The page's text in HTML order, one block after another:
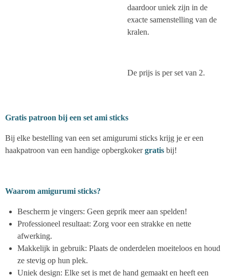
daardoor uniek zijn in de
exacte samenstelling van de
kralen.
De prijs is per set van 2.
Gratis patroon bij een set ami sticks
Bij elke bestelling van een set amigurumi sticks krijg je er een
haakpatroon van een handige opbergkokergratis bij!
Waarom amigurumi sticks?
Bescherm je vingers: Geen geprik meer aan spelden!
Professioneel resultaat: Zorg voor een strakke en nette
afwerking.
Makkelijk in gebruik: Plaats de onderdelen moeiteloos en houd
ze stevig op hun plek.
Uniek design: Elke set is met de hand gemaakt en heeft een